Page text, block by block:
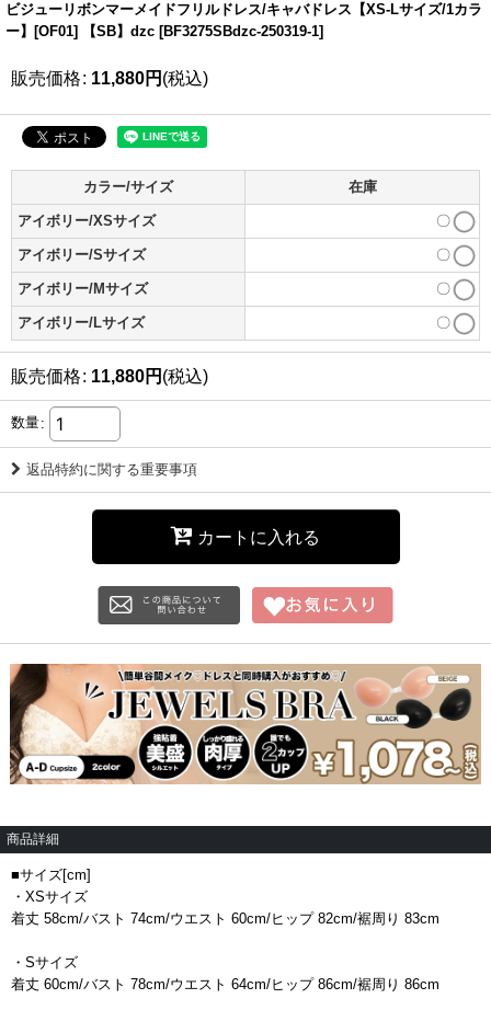
ビジューリボンマーメイドフリルドレス/キャバドレス【XS-Lサイズ/1カラ
ー】[OF01] 【SB】dzc [BF3275SBdzc-250319-1]
販売価格: 11,880円 (税込)
カラー/サイズ 在庫
アイボリー/XSサイズ 〇
アイボリー/Sサイズ 〇
アイボリー/Mサイズ 〇
アイボリー/Lサイズ 〇
販売価格: 11,880円 (税込)
数量:
返品特約に関する重要事項
カートに入れる
商品詳細
■サイズ[cm]
・XSサイズ
着丈 58cm/バスト 74cm/ウエスト 60cm/ヒップ 82cm/裾周り 83cm
・Sサイズ
着丈 60cm/バスト 78cm/ウエスト 64cm/ヒップ 86cm/裾周り 86cm